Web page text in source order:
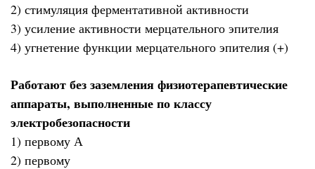
2) стимуляция ферментативной активности
3) усиление активности мерцательного эпителия
4) угнетение функции мерцательного эпителия (+)
Работают без заземления физиотерапевтические
аппараты, выполненные по классу
электробезопасности
1) первому А
2) первому